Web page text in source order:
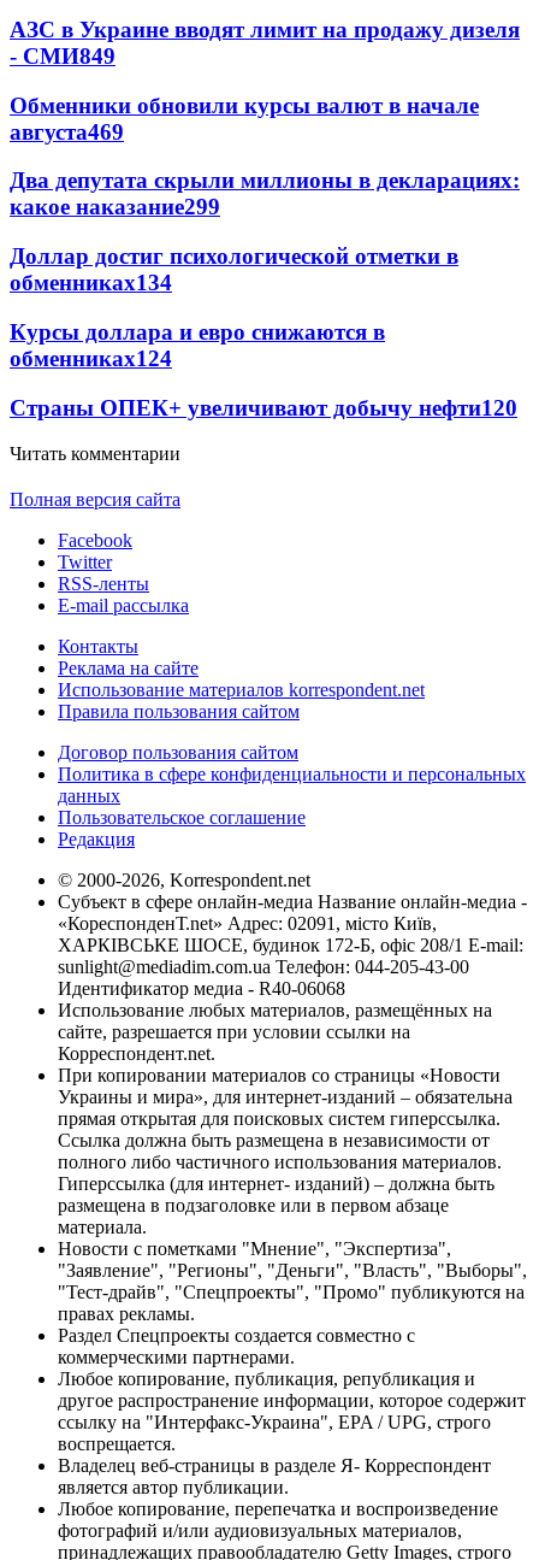
АЗС в Украине вводят лимит на продажу дизеля
- СМИ849
Обменники обновили курсы валют в начале
августа469
Два депутата скрыли миллионы в декларациях:
какое наказание299
Доллар достиг психологической отметки в
обменниках134
Курсы доллара и евро снижаются в
обменниках124
Страны ОПЕК+ увеличивают добычу нефти120
Читать комментарии
Полная версия сайта
Facebook
Twitter
RSS-ленты
E-mail рассылка
Контакты
Реклама на сайте
Использование материалов korrespondent.net
Правила пользования сайтом
Договор пользования сайтом
Политика в сфере конфиденциальности и персональных
данных
Пользовательское соглашение
Редакция
© 2000-2026, Korrespondent.net
Субъект в сфере онлайн-медиа Название онлайн-медиа -
«КореспонденТ.net» Адрес: 02091, місто Київ,
ХАРКІВСЬКЕ ШОСЕ, будинок 172-Б, офіс 208/1 E-mail:
sunlight@mediadim.com.ua Телефон: 044-205-43-00
Идентификатор медиа - R40-06068
Использование любых материалов, размещённых на
сайте, разрешается при условии ссылки на
Корреспондент.net.
При копировании материалов со страницы «Новости
Украины и мира», для интернет-изданий – обязательна
прямая открытая для поисковых систем гиперссылка.
Ссылка должна быть размещена в независимости от
полного либо частичного использования материалов.
Гиперссылка (для интернет- изданий) – должна быть
размещена в подзаголовке или в первом абзаце
материала.
Новости с пометками "Мнение", "Экспертиза",
"Заявление", "Регионы", "Деньги", "Власть", "Выборы",
"Тест-драйв", "Спецпроекты", "Промо" публикуются на
правах рекламы.
Раздел Спецпроекты создается совместно с
коммерческими партнерами.
Любое копирование, публикация, републикация и
другое распространение информации, которое содержит
ссылку на "Интерфакс-Украина", EPA / UPG, строго
воспрещается.
Владелец веб-страницы в разделе Я- Корреспондент
является автор публикации.
Любое копирование, перепечатка и воспроизведение
фотографий и/или аудиовизуальных материалов,
принадлежащих правообладателю Getty Images, строго